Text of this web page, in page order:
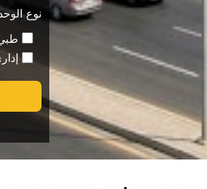
نوع الوحدة
طبي
إداري